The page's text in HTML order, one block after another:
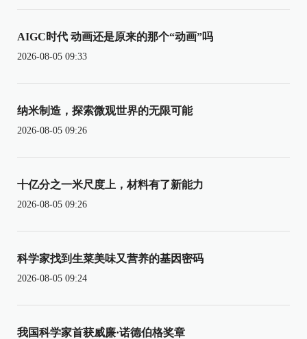
AIGC时代 动画还是原来的那个“动画”吗
2026-08-05 09:33
纳米制造，探索微观世界的无限可能
2026-08-05 09:26
十亿分之一米尺度上，材料有了新能力
2026-08-05 09:26
科学家找到生菜美味又营养的基因密码
2026-08-05 09:24
我国科学家首获威廉·诺德伯格奖章